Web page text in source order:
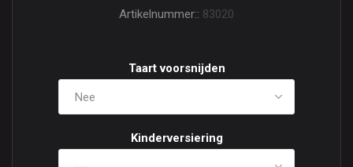
Artikelnummer:: 83020
Taart voorsnijden
Kinderversiering